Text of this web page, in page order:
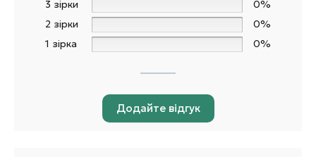
3 зірки
0%
2 зірки
0%
1 зірка
0%
Додайте відгук